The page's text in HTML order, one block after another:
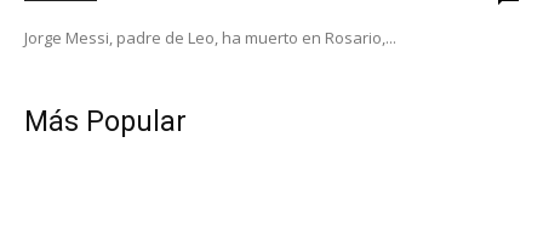
Jorge Messi, padre de Leo, ha muerto en Rosario,...
Más Popular